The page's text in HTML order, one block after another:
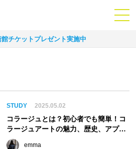
館チケットプレゼント実施中
STUDY 2025.05.02
コラージュとは？初心者でも簡単！コ
ラージュアートの魅力、歴史、アプ
リ、アーティストを徹底解説！
emma